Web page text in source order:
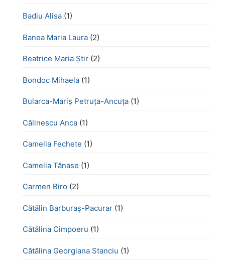
Badiu Alisa (1)
Banea Maria Laura (2)
Beatrice Maria Știr (2)
Bondoc Mihaela (1)
Bularca-Mariș Petruța-Ancuța (1)
Călinescu Anca (1)
Camelia Fechete (1)
Camelia Tănase (1)
Carmen Biro (2)
Cătălin Barburaș-Pacurar (1)
Cătălina Cimpoeru (1)
Cătălina Georgiana Stanciu (1)